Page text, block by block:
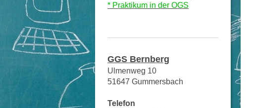
* Praktikum in der OGS
GGS Bernberg
Ulmenweg 10
51647 Gummersbach
Telefon